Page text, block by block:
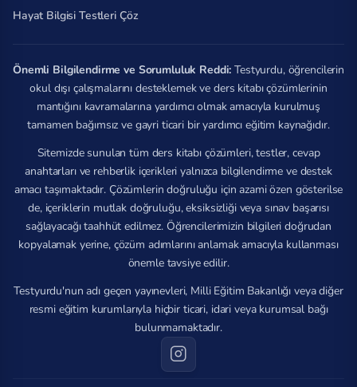
Hayat Bilgisi Testleri Çöz
Önemli Bilgilendirme ve Sorumluluk Reddi: Testyurdu, öğrencilerin
okul dışı çalışmalarını desteklemek ve ders kitabı çözümlerinin
mantığını kavramalarına yardımcı olmak amacıyla kurulmuş
tamamen bağımsız ve gayri ticari bir yardımcı eğitim kaynağıdır.
Sitemizde sunulan tüm ders kitabı çözümleri, testler, cevap
anahtarları ve rehberlik içerikleri yalnızca bilgilendirme ve destek
amacı taşımaktadır. Çözümlerin doğruluğu için azami özen gösterilse
de, içeriklerin mutlak doğruluğu, eksiksizliği veya sınav başarısı
sağlayacağı taahhüt edilmez. Öğrencilerimizin bilgileri doğrudan
kopyalamak yerine, çözüm adımlarını anlamak amacıyla kullanması
önemle tavsiye edilir.
Testyurdu'nun adı geçen yayınevleri, Milli Eğitim Bakanlığı veya diğer
resmi eğitim kurumlarıyla hiçbir ticari, idari veya kurumsal bağı
bulunmamaktadır.